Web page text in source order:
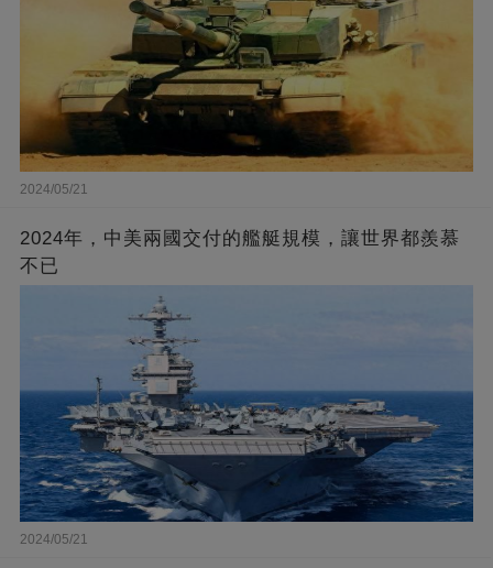
2024/05/21
2024年，中美兩國交付的艦艇規模，讓世界都羨慕
不已
2024/05/21